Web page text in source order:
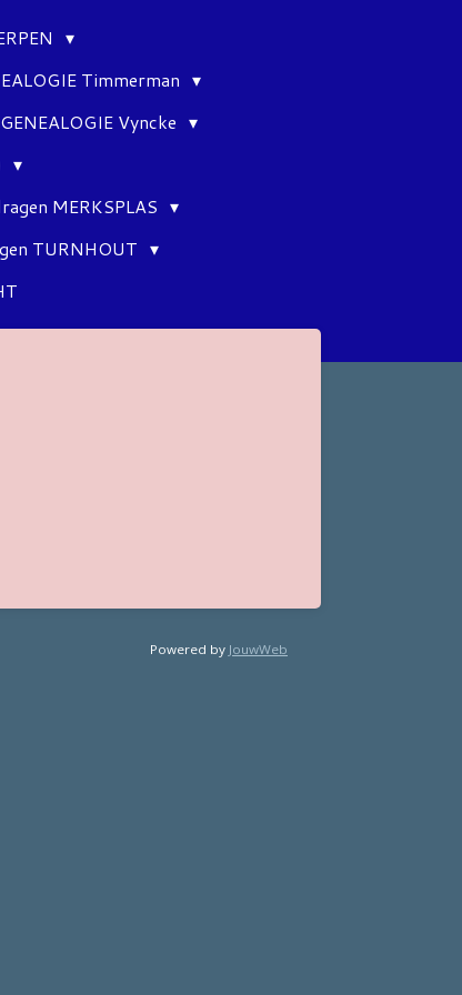
Timmerman
GENEALOGIE Vyncke
MERKSPLAS
TURNHOUT
Powered by JouwWeb